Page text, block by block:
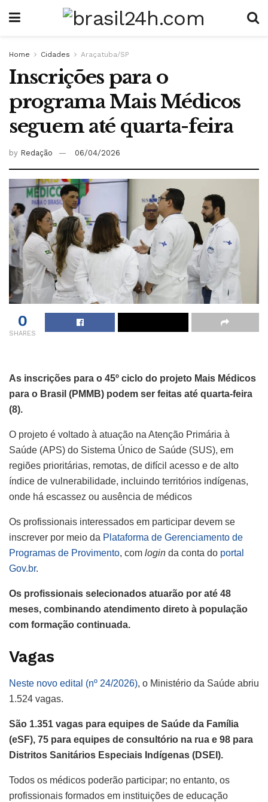
Home Cidades Araçatuba/SP
Inscrições para o
programa Mais Médicos
seguem até quarta-feira
by Redação 06/04/2026
0
SHARES
As inscrições para o 45º ciclo do projeto Mais Médicos
para o Brasil (PMMB) podem ser feitas até quarta-feira
(8).
O projeto é voltado à atuação na Atenção Primária à
Saúde (APS) do Sistema Único de Saúde (SUS), em
regiões prioritárias, remotas, de difícil acesso e de alto
índice de vulnerabilidade, incluindo territórios indígenas,
onde há escassez ou ausência de médicos
Os profissionais interessados em participar devem se
inscrever por meio da Plataforma de Gerenciamento de
Programas de Provimento, com login da conta do portal
Gov.br.
Os profissionais selecionados atuarão por até 48
meses, combinando atendimento direto à população
com formação continuada.
Vagas
Neste novo edital (nº 24/2026), o Ministério da Saúde abriu
1.524 vagas.
São 1.351 vagas para equipes de Saúde da Família
(eSF), 75 para equipes de consultório na rua e 98 para
Distritos Sanitários Especiais Indígenas (DSEI).
Todos os médicos poderão participar; no entanto, os
profissionais formados em instituições de educação